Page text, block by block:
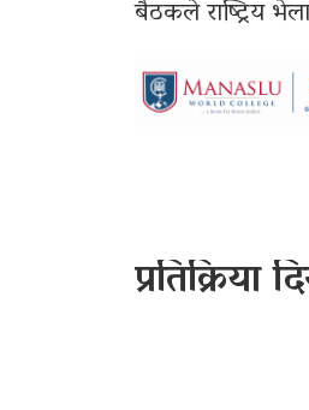
बैठकले राष्ट्रिय
प्रतिक्रिया